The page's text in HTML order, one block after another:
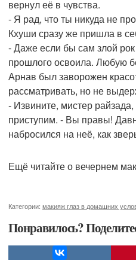
вернул её в чувства.
- Я рад, что ты никуда не
Кхуши сразу же пришла в
- Даже если бы сам злой
прошлого освоила. Любую
Арнав был заворожен
рассматривать, но не
- Извините, мистер
приступим. - Вы правы!
набросился на неё, как
Ещё читайте о вечернем
Категории: макияж глаз в домашних
Понравилось?